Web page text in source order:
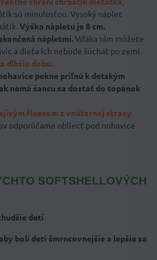
sú minulosťou. Vysoký náplet
Výška nápletu je 8 cm.
nápletmi.Vďaka nim môžete
a dieťa ich nebude šúchať po zemi.
dlhšiu dobu.
pekne priľnú k detským
nemá šancu sa dostať do topánok
fleesom z vnútornej strany.
odporúčame obliecť pod nohavice
SOFTSHELLOVÝCH
deti
boli deti šmrncovnejšie a lepšie sa